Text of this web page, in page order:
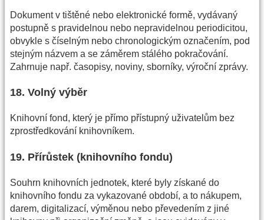
Dokument v tištěné nebo elektronické formě, vydávaný
postupně s pravidelnou nebo nepravidelnou periodicitou,
obvykle s číselným nebo chronologickým označením, pod
stejným názvem a se záměrem stálého pokračování.
Zahrnuje např. časopisy, noviny, sborníky, výroční zprávy.
18. Volný výběr
Knihovní fond, který je přímo přístupný uživatelům bez
zprostředkování knihovníkem.
19. Přírůstek (knihovního fondu)
Souhrn knihovních jednotek, které byly získané do
knihovního fondu za vykazované období, a to nákupem,
darem, digitalizací, výměnou nebo převedením z jiné